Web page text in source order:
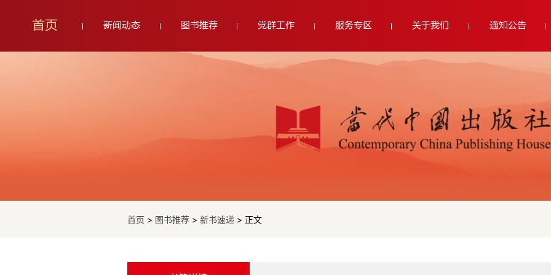
首页 新闻动态 图书推荐 党群工作 服务专区 关于我们 通知公告
首页 > 图书推荐 >新书速递 > 正文